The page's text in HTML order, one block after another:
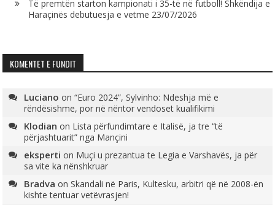
Të premtën starton kampionati i 35-të në futboll! Shkëndija e
Haraçinës debutuesja e vetme 23/07/2026
KOMENTET E FUNDIT
Luciano on“Euro 2024”, Sylvinho: Ndeshja më e
rëndësishme, por në nëntor vendoset kualifikimi
Klodian on Lista përfundimtare e Italisë, ja tre “të
përjashtuarit” nga Mançini
eksperti on Muçi u prezantua te Legia e Varshavës, ja për
sa vite ka nënshkruar
Bradva onSkandali në Paris, Kultesku, arbitri që në 2008-ën
kishte tentuar vetëvrasjen!